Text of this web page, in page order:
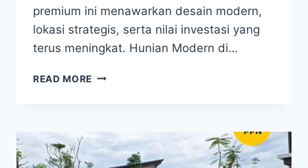
premium ini menawarkan desain modern,
lokasi strategis, serta nilai investasi yang
terus meningkat. Hunian Modern di…
READ MORE THE
HADIR
DENGAN
PROMO